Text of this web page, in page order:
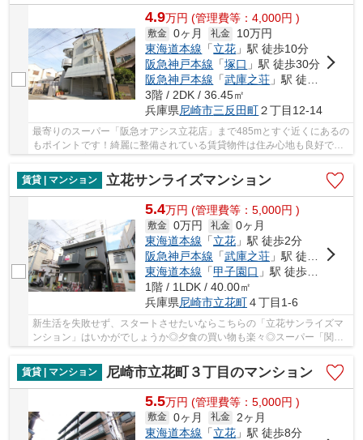
4.9万円 (管理費等：4,000円 )
敷金 0ヶ月 礼金
10万円
東海道本線 「立花 」駅 徒歩10分
阪急神戸本線 「塚口 」駅 徒歩30分
阪急神戸本線 「武庫之荘 」駅 徒歩34分
3階 / 2DK / 36.45㎡
兵庫県尼崎市三反田町２丁目12-14
最寄りのスーパー「阪急オアシス立花店」まで485mとすぐ近くにあるの
もポイントです！綺麗に整備されている賃貸物件は住み心地も良好で
賃貸 | マンション
立花サンライズマンション
5.4万円 (管理費等：5,000円 )
敷金 0万円 礼金 0ヶ月
東海道本線 「立花 」駅 徒歩2分
阪急神戸本線 「武庫之荘 」駅 徒歩22分
東海道本線 「甲子園口 」駅 徒歩37分
1階 / 1LDK / 40.00㎡
兵庫県尼崎市立花町４丁目1-6
新生活を失敗せず、スタートさせたいならこちらの「立花サンライズマ
ンション」はいかがでしょうか◎夕食の買い物も楽々◎スーパー「関西
賃貸 | マンション
尼崎市立花町３丁目のマンション
5.5万円 (管理費等：5,000円 )
敷金 0ヶ月 礼金
2ヶ月
東海道本線 「立花 」駅 徒歩8分